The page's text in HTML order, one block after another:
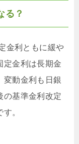
る？
金利ともに緩や
定金利は長期金
変動金利も日銀
の基準金利改定
。